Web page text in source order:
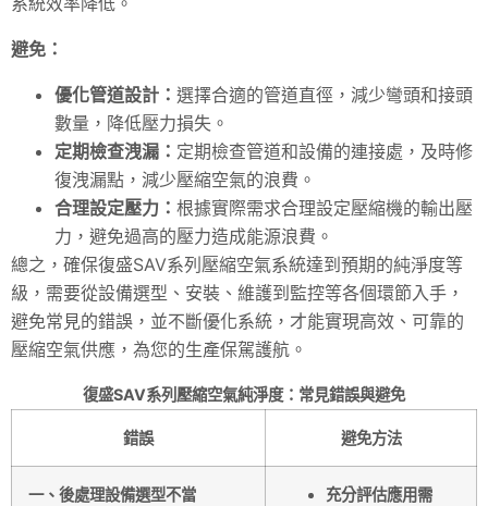
避免：
優化管道設計： 選擇合適的管道直徑，減少彎頭和接頭
數量，降低壓力損失。
定期檢查洩漏： 定期檢查管道和設備的連接處，及時修
復洩漏點，減少壓縮空氣的浪費。
合理設定壓力： 根據實際需求合理設定壓縮機的輸出壓
力，避免過高的壓力造成能源浪費。
總之，確保復盛SAV系列壓縮空氣系統達到預期的純淨度等
級，需要從設備選型、安裝、維護到監控等各個環節入手，
避免常見的錯誤，並不斷優化系統，才能實現高效、可靠的
壓縮空氣供應，為您的生產保駕護航。
復盛SAV系列壓縮空氣純淨度：常見錯誤與避免
錯誤 避免方法
一、後處理設備選型不當
充分評估應用需